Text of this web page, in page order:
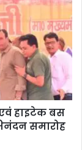
हाइटेक बस
समारोह